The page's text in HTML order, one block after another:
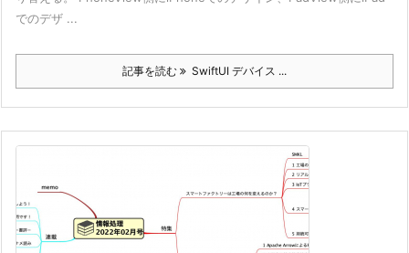
でのデザ ...
記事を読む SwiftUI デバイス ...